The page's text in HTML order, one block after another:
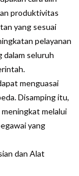
produktivitas
yang sesuai
pelayanan
dalam seluruh
menguasai
Disamping itu,
melalui
yang
dan Alat